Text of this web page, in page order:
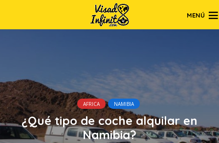
MENÚ
AFRICA NAMIBIA
¿Qué tipo de coche alquilar en
Namibia?